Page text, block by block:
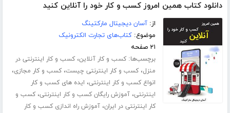
دانلود کتاب همین امروز کسب و کار خود را آنلاین کنید
از:آسان دیجیتال مارکتینگ
موضوع:کتاب‌های تجارت الکترونیک
۲۱ صفحه
برچسب‌ها:کسب و کار آنلاین،کسب و کار اینترنتی در
منزل،کسب و کار اینترنتی چیست،کسب و کار مجازی،
انواع کسب و کار اینترنتی، ایده های کسب و کار
اینترنتی،آموزش رایگان کسب و کار اینترنتی،کسب و
کار اینترنتی در ایران،آموزش راه اندازی کسب و کار